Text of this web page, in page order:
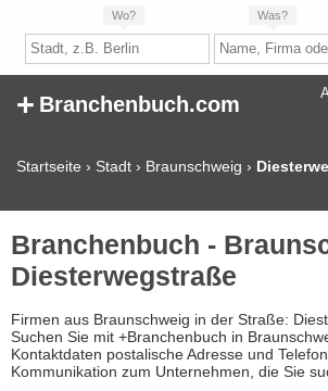
Wo? Was?
+ Branchenbuch.com
Startseite › Stadt › Braunschweig ›
Branchenbuch -
Diesterwegstraße
Firmen aus Braunschweig in der Straße:
Suchen Sie mit +Branchenbuch in
Kontaktdaten postalische Adresse und
Kommunikation zum Unternehmen, die Sie